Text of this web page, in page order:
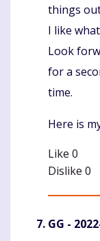
things
I like
Look
for a
time.
Here is
Like 0
Dislike 0
GG -